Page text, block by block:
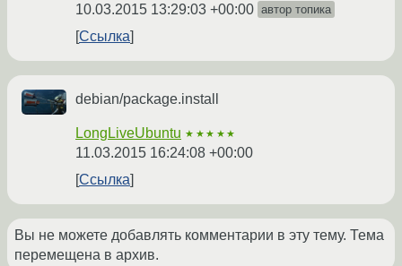
10.03.2015 13:29:03 +00:00 автор топика
Ссылка
debian/package.install
LongLiveUbuntu ★★★★★
11.03.2015 16:24:08 +00:00
Ссылка
Вы не можете добавлять комментарии в эту тему. Тема
перемещена в архив.